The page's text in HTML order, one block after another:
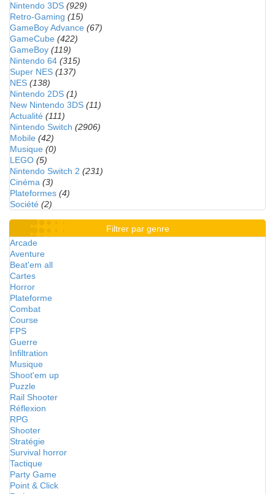
Nintendo 3DS (929)
Retro-Gaming (15)
GameBoy Advance (67)
GameCube (422)
GameBoy (119)
Nintendo 64 (315)
Super NES (137)
NES (138)
Nintendo 2DS (1)
New Nintendo 3DS (11)
Actualité (111)
Nintendo Switch (2906)
Mobile (42)
Musique (0)
LEGO (5)
Nintendo Switch 2 (231)
Cinéma (3)
Plateformes (4)
Société (2)
Filtrer par genre
Arcade
Aventure
Beat'em all
Cartes
Horror
Plateforme
Combat
Course
FPS
Guerre
Infiltration
Musique
Shoot'em up
Puzzle
Rail Shooter
Réflexion
RPG
Shooter
Stratégie
Survival horror
Tactique
Party Game
Point & Click